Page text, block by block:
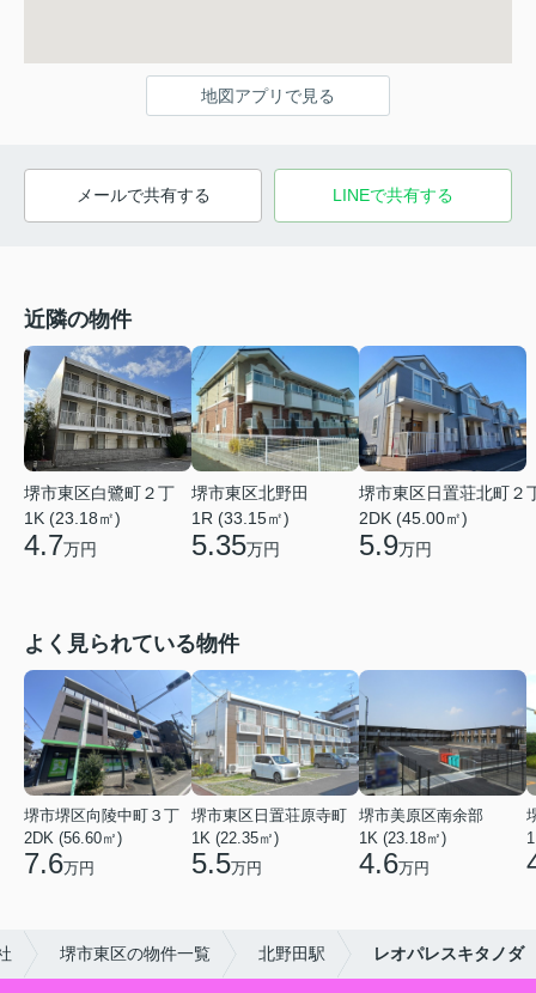
地図アプリで見る
メールで共有する LINEで共有する
近隣の物件
堺市東区白鷺町２丁
1K (23.18㎡)
4.7万円
堺市東区北野田
1R (33.15㎡)
5.35万円
堺市東区日置荘北町２
2DK (45.00㎡)
5.9万円
よく見られている物件
堺市堺区向陵中町３丁
2DK (56.60㎡)
7.6万円
堺市東区日置荘原寺町
1K (22.35㎡)
5.5万円
堺市美原区南余部
1K (23.18㎡)
4.6万円
堺市東区の物件一覧 北野田駅 レオパレスキタノダ